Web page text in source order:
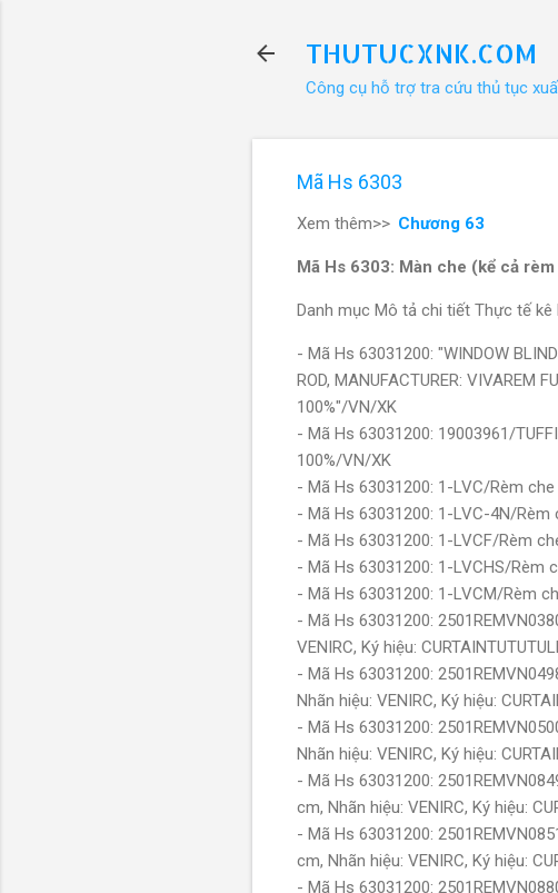
THUTUCXNK.COM
Công cụ hỗ trợ tra cứu thủ tục
Mã Hs 6303
Xem thêm>> Chương 63
Mã Hs 6303: Màn che (kể cả
Danh mục Mô tả chi tiết Thực tế kê
- Mã Hs 63031200: "WINDOW
ROD, MANUFACTURER: VIVAREM
100%"/VN/XK
- Mã Hs 63031200: 19003961/
100%/VN/XK
- Mã Hs 63031200: 1-LVC/Rèm
- Mã Hs 63031200: 1-LVC-4N/
- Mã Hs 63031200: 1-LVCF/Rèm
- Mã Hs 63031200: 1-LVCHS/Rèm
- Mã Hs 63031200: 1-LVCM/Rèm
- Mã Hs 63031200:
VENIRC, Ký hiệu:
- Mã Hs 63031200:
Nhãn hiệu: VENIRC, Ký hiệu:
- Mã Hs 63031200:
Nhãn hiệu: VENIRC, Ký hiệu:
- Mã Hs 63031200:
cm, Nhãn hiệu: VENIRC, Ký hiệu:
- Mã Hs 63031200:
cm, Nhãn hiệu: VENIRC, Ký hiệu:
- Mã Hs 63031200: